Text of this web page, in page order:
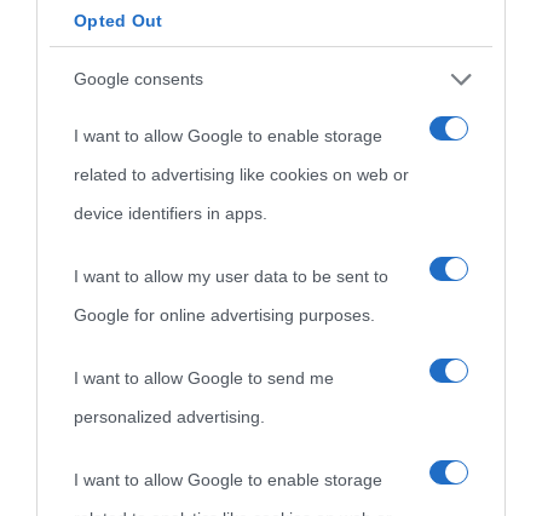
Opted Out
Google consents
I want to allow Google to enable storage
related to advertising like cookies on web or
device identifiers in apps.
I want to allow my user data to be sent to
Google for online advertising purposes.
I want to allow Google to send me
personalized advertising.
I want to allow Google to enable storage